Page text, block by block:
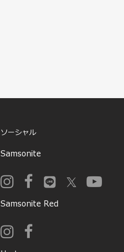
ソーシャル
Samsonite
Samsonite Red